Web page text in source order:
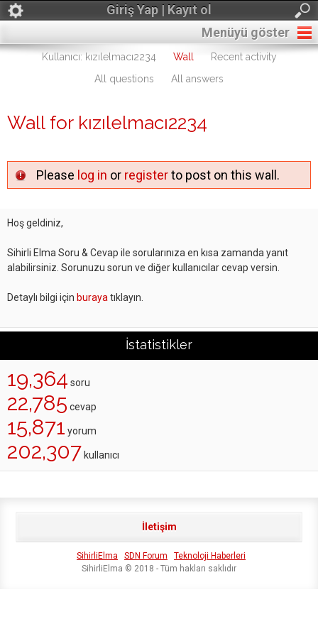
Giriş Yap | Kayıt ol
Menüyü göster
Kullanıcı: kızılelmacı2234 Wall
Recent activity
All questions
All answers
Wall for kızılelmacı2234
Please log in or registerto post on this wall.
Hoş geldiniz,
Sihirli Elma Soru & Cevap ile sorularınıza en kısa zamanda yanıt
alabilirsiniz. Sorunuzu sorun ve diğer kullanıcılar cevap versin.
Detaylı bilgi için buraya tıklayın.
İstatistikler
19,364 soru
22,785 cevap
15,871 yorum
202,307 kullanıcı
İletişim
SihirliElma SDN Forum
Teknoloji Haberleri
SihirliElma © 2018 - Tüm hakları saklıdır